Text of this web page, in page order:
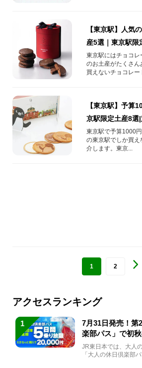
【東京駅】人気
産5選｜東京駅限
ったりの人気チ
（2024年最新）
東京駅にはチョコ
のお土産がたくさ
買えないチョコレー
【東京駅】予算
京駅限定土産8選
分へのお土産に
で
東京駅で予算1000
の東京駅でしか買
介します。東京...
1 2
アクセスランキング
1
7月31日発売！第
楽部パス」で初
JR東日本では、大人
「大人の休日倶楽部